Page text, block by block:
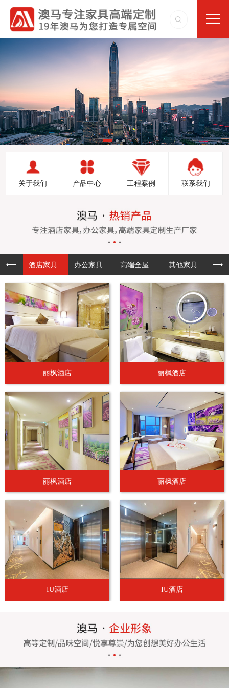
关于我们 产品中心 工程案例 联系我们
酒店家具... 办公家具... 高端全屋... 其他家具
丽枫酒店 丽枫酒店
丽枫酒店 丽枫酒店
IU酒店 IU酒店